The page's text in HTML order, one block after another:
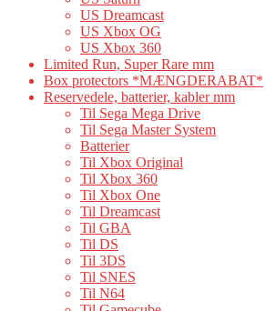
US Dreamcast
US Xbox OG
US Xbox 360
Limited Run, Super Rare mm
Box protectors *MÆNGDERABAT*
Reservedele, batterier, kabler mm
Til Sega Mega Drive
Til Sega Master System
Batterier
Til Xbox Original
Til Xbox 360
Til Xbox One
Til Dreamcast
Til GBA
Til DS
Til 3DS
Til SNES
Til N64